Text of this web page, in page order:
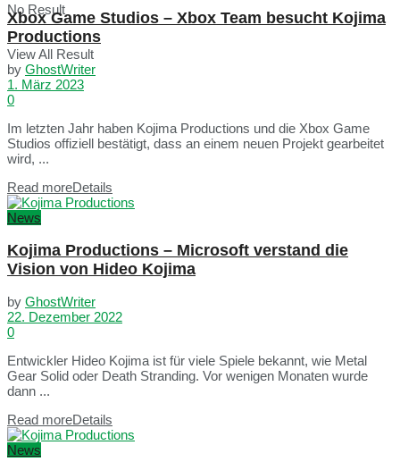
No Result
View All Result
Xbox Game Studios – Xbox Team besucht Kojima
Productions
by GhostWriter
1. März 2023
0
Im letzten Jahr haben Kojima Productions und die Xbox Game
Studios offiziell bestätigt, dass an einem neuen Projekt gearbeitet
wird, ...
Read moreDetails
News
Kojima Productions – Microsoft verstand die
Vision von Hideo Kojima
by GhostWriter
22. Dezember 2022
0
Entwickler Hideo Kojima ist für viele Spiele bekannt, wie Metal
Gear Solid oder Death Stranding. Vor wenigen Monaten wurde
dann ...
Read moreDetails
News